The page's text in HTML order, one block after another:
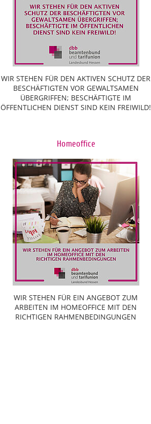
WIR STEHEN FÜR DEN AKTIVEN SCHUTZ DER
BESCHÄFTIGTEN VOR GEWALTSAMEN
ÜBERGRIFFEN; BESCHÄFTIGTE IM
ÖFFENTLICHEN DIENST SIND KEIN FREIWILD!
Homeoffice
WIR STEHEN FÜR EIN ANGEBOT ZUM
ARBEITEN IM HOMEOFFICE MIT DEN
RICHTIGEN RAHMENBEDINGUNGEN